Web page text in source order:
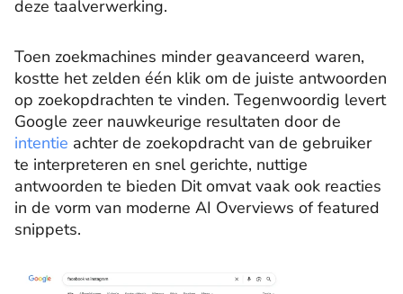
deze taalverwerking.
Toen zoekmachines minder geavanceerd waren,
kostte het zelden één klik om de juiste antwoorden
op zoekopdrachten te vinden. Tegenwoordig levert
Google zeer nauwkeurige resultaten door de
intentie achter de zoekopdracht van de gebruiker
te interpreteren en snel gerichte, nuttige
antwoorden te bieden Dit omvat vaak ook reacties
in de vorm van moderne AI Overviews of featured
snippets.